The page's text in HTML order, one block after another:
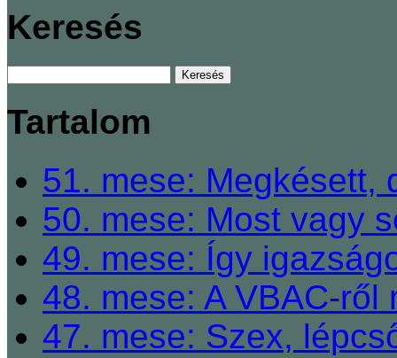
Keresés
Tartalom
51. mese: Megkésett,
50. mese: Most vagy
49. mese: Így
48. mese: A VBAC-
47. mese: Szex,